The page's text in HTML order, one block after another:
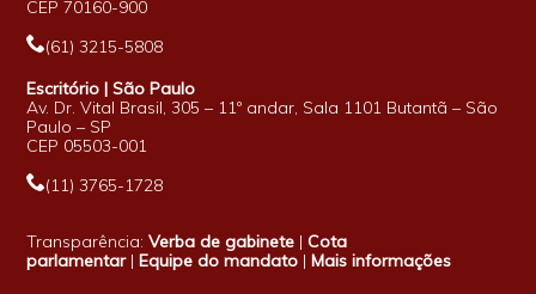
CEP 70160-900
(61) 3215-5808
Escritório | São Paulo
Av. Dr. Vital Brasil, 305 – 11º andar, Sala 1101 Butantã – São
Paulo – SP
CEP 05503-001
(11) 3765-1728
Transparência:Verba de gabinete |Cota
parlamentar|Equipe do mandato |Mais informações